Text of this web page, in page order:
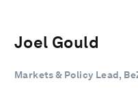
Joel Gould
Markets & Policy Lead,